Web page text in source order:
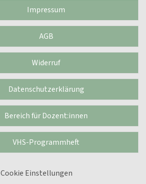
Impressum
AGB
Widerruf
Datenschutzerklärung
Bereich für Dozent:innen
VHS-Programmheft
Cookie Einstellungen